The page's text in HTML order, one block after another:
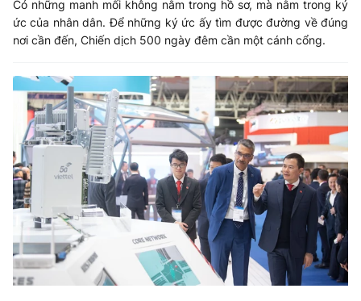
Có những manh mối không nằm trong hồ sơ, mà nằm trong ký
ức của nhân dân. Để những ký ức ấy tìm được đường về đúng
nơi cần đến, Chiến dịch 500 ngày đêm cần một cánh cổng.